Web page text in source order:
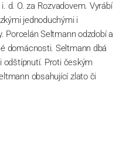
d. O. za Rozvadovem. Vyrábí
jednoduchými i
Porcelán Seltmann odzdobí a
domácnosti. Seltmann dbá
odštípnutí. Proti českým
obsahující zlato či